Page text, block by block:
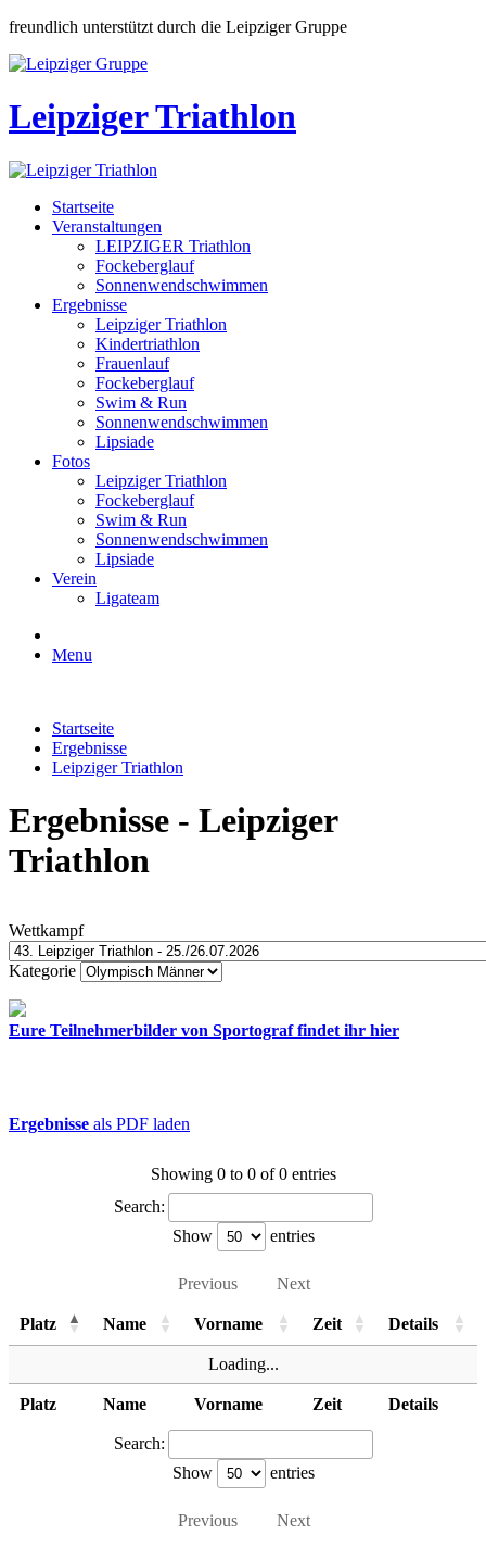
freundlich unterstützt durch die Leipziger Gruppe
Leipziger Triathlon
Startseite
Veranstaltungen
LEIPZIGER Triathlon
Fockeberglauf
Sonnenwendschwimmen
Ergebnisse
Leipziger Triathlon
Kindertriathlon
Frauenlauf
Fockeberglauf
Swim & Run
Sonnenwendschwimmen
Lipsiade
Fotos
Leipziger Triathlon
Fockeberglauf
Swim & Run
Sonnenwendschwimmen
Lipsiade
Verein
Ligateam
Menu
Startseite
Ergebnisse
Leipziger Triathlon
Ergebnisse - Leipziger
Triathlon
Wettkampf
Kategorie
Eure Teilnehmerbilder von Sportograf findet ihr hier
Ergebnisse als PDF laden
Showing 0 to 0 of 0 entries
Search:
Show
entries
Previous Next
Platz Name Vorname Zeit Details
Loading...
Platz Name Vorname Zeit Details
Search:
Show
entries
Previous Next